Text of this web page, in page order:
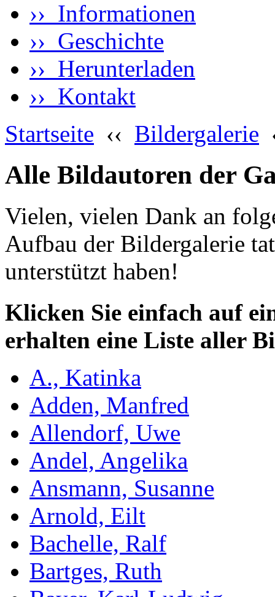
›› Informationen
›› Geschichte
›› Herunterladen
›› Kontakt
Startseite ‹‹ Bildergalerie
Alle Bildautoren der
Vielen, vielen Dank an
Aufbau der Bildergalerie
unterstützt haben!
Klicken Sie einfach auf
erhalten eine Liste aller
A., Katinka
Adden, Manfred
Allendorf, Uwe
Andel, Angelika
Ansmann, Susanne
Arnold, Eilt
Bachelle, Ralf
Bartges, Ruth